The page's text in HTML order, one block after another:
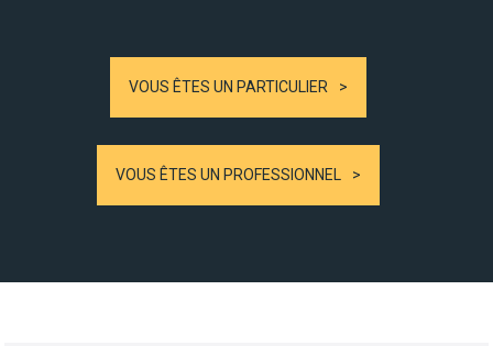
VOUS ÊTES UN PARTICULIER
VOUS ÊTES UN PROFESSIONNEL